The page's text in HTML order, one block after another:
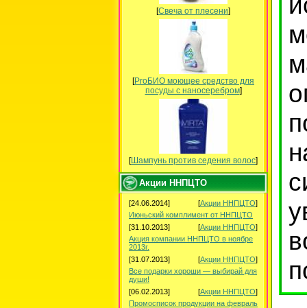
[Свеча от плесени]
[ProБИО моющее средство для
посуды c наносеребром]
[Шампунь против седения волос]
Акции ННПЦТО
[24.06.2014] [Акции ННПЦТО]
Июньский комплимент от ННПЦТО
[31.10.2013]
[Акции ННПЦТО]
Акция компании ННПЦТО в ноябре
2013г.
[31.07.2013]
[Акции ННПЦТО]
Все подарки хороши — выбирай для
души!
[06.02.2013]
[Акции ННПЦТО]
Промосписок продукции на февраль